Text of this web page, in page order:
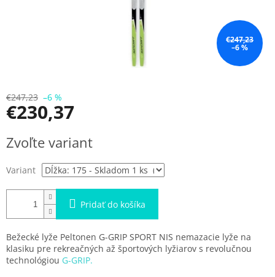
€247,23
–6 %
€247,23 –6 %
€230,37
cena:
Zvoľte variant
Variant
Pridať do košíka
Bežecké lyže Peltonen G-GRIP SPORT NIS nemazacie lyže na
klasiku pre rekreačných až športových lyžiarov s revolučnou
technológiou G-GRIP.